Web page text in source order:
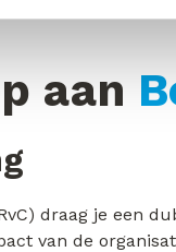
aan
draag je een
van de